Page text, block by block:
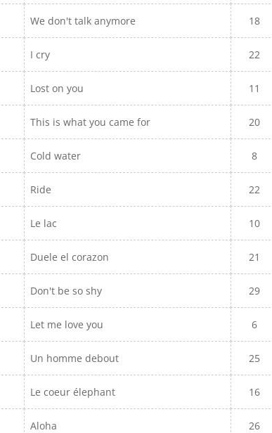
We don't talk anymore 18
I cry 22
Lost on you 11
This is what you came for 20
Cold water 8
Ride 22
Le lac 10
Duele el corazon 21
Don't be so shy 29
Let me love you 6
Un homme debout 25
Le coeur élephant 16
Aloha 26